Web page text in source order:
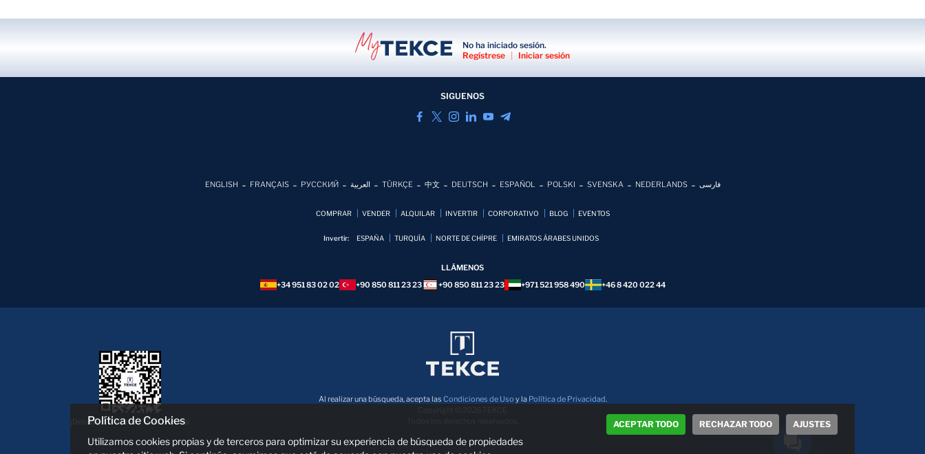
No ha iniciado sesión.
Regístrese
Iniciar sesión
SIGUENOS
ENGLISH FRANÇAIS РУССКИЙ العربية TÜRKÇE 中文 DEUTSCH ESPAÑOL POLSKI SVENSKA NEDERLANDS فارسی
COMPRAR VENDER ALQUILAR INVERTIR CORPORATIVO BLOG EVENTOS
Invertir: ESPAÑA TURQUÍA NORTE DE CHİPRE EMIRATOS ÁRABES UNIDOS
LLÁMENOS
+34 951 83 02 02
+90 850 811 23 23 +90 850 811 23 23 +971 521 958 490 +46 8 420 022 44
Al realizar una búsqueda, acepta las Condiciones de Uso y la Política de Privacidad.
¡Descarga la App de TEKCE ahora!
Política de Cookies
Utilizamos cookies propias y de terceros para optimizar su experiencia de búsqueda de propiedades
ACEPTAR TODO RECHAZAR TODO AJUSTES